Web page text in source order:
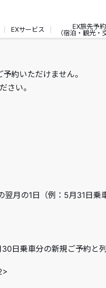
EXサービス
EX旅先予約
（宿泊・観光・
約いただけません。
さい。
の1日（例：5月31日乗
日乗車分の新規ご予約と列